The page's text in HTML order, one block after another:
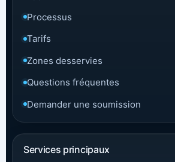
Processus
Tarifs
Zones desservies
Questions fréquentes
Demander une soumission
Services principaux